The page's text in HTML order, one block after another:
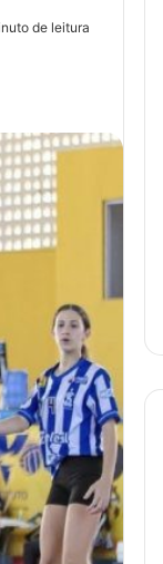
de leitura